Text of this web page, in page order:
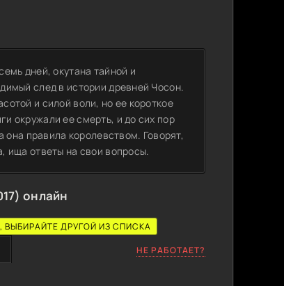
дней, окутана тайной и
след в истории древней Чосон.
и силой воли, но ее короткое
окружали ее смерть, и до сих пор
правила королевством. Говорят,
ища ответы на свои вопросы.
онлайн
ДРУГОЙ ИЗ СПИСКА
НЕ РАБОТАЕТ?